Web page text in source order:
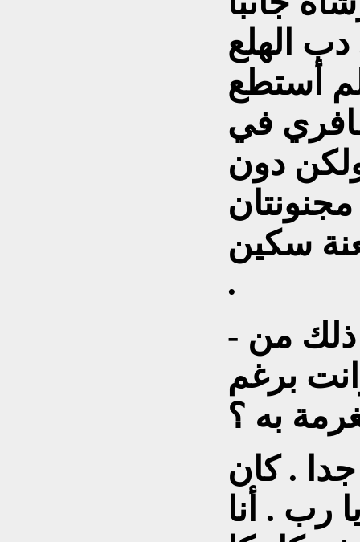
الهلع
أستطع
في
دون
سكين .
.
- نعم ، نعم ، لقد قلت لي ذلك من
برغم
. كان
رب . أنا